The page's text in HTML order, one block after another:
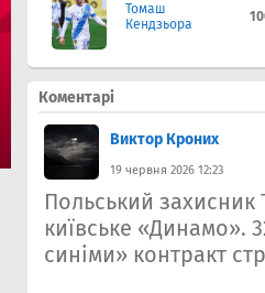
Томаш
Кендзьора
Коментарі
Виктор Кроних
19 червня 2026 12:23
Польський
київське «Динамо».
синіми» контракт